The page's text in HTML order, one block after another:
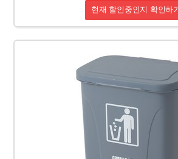
현재 할인중인지 확인하기